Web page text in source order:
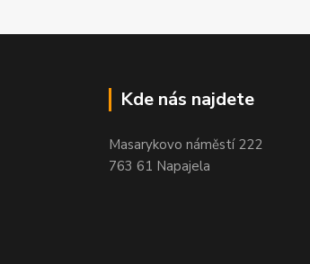
Kde nás najdete
Masarykovo náměstí 222
763 61 Napajela